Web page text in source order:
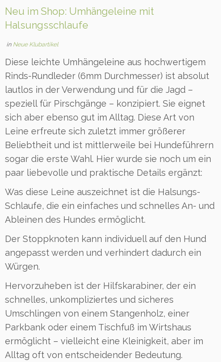
Neu im Shop: Umhängeleine mit
Halsungsschlaufe
in Neue Klubartikel
Diese leichte Umhängeleine aus hochwertigem
Rinds-Rundleder (6mm Durchmesser) ist absolut
lautlos in der Verwendung und für die Jagd –
speziell für Pirschgänge – konzipiert. Sie eignet
sich aber ebenso gut im Alltag. Diese Art von
Leine erfreute sich zuletzt immer größerer
Beliebtheit und ist mittlerweile bei Hundeführern
sogar die erste Wahl. Hier wurde sie noch um ein
paar liebevolle und praktische Details ergänzt:
Was diese Leine auszeichnet ist die Halsungs-
Schlaufe, die ein einfaches und schnelles An- und
Ableinen des Hundes ermöglicht.
Der Stoppknoten kann individuell auf den Hund
angepasst werden und verhindert dadurch ein
Würgen.
Hervorzuheben ist der Hilfskarabiner, der ein
schnelles, unkompliziertes und sicheres
Umschlingen von einem Stangenholz, einer
Parkbank oder einem Tischfuß im Wirtshaus
ermöglicht – vielleicht eine Kleinigkeit, aber im
Alltag oft von entscheidender Bedeutung.